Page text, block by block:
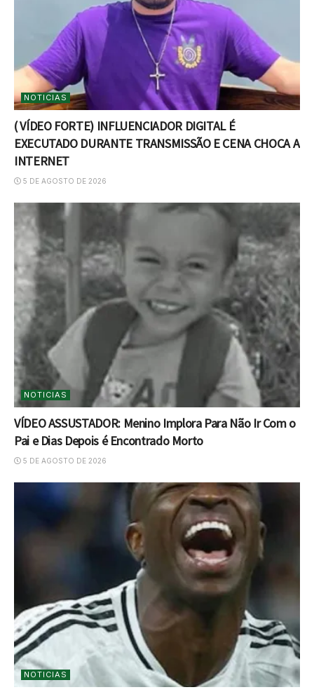
NOTICIAS
( VÍDEO FORTE) INFLUENCIADOR DIGITAL É
EXECUTADO DURANTE TRANSMISSÃO E CENA CHOCA A
INTERNET
5 DE AGOSTO DE 2026
NOTICIAS
VÍDEO ASSUSTADOR: Menino Implora Para Não Ir Com o
Pai e Dias Depois é Encontrado Morto
5 DE AGOSTO DE 2026
NOTICIAS